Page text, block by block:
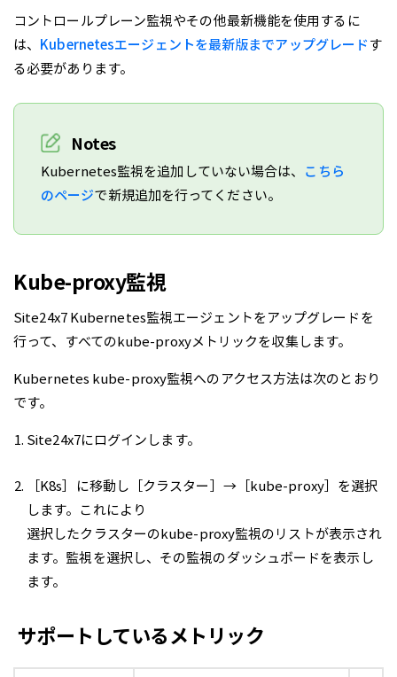
コントロールプレーン監視やその他最新機能を使用するに
は、 Kubernetesエージェントを最新版までアップグレードす
る必要があります。
Notes
Kubernetes監視を追加していない場合は、 こちら
のページで新規追加を行ってください。
Kube-proxy監視
Site24x7 Kubernetes監視エージェントをアップグレードを
行って、すべてのkube-proxyメトリックを収集します。
Kubernetes kube-proxy監視へのアクセス方法は次のとおり
です。
Site24x7にログインします。
［K8s］に移動し［クラスター］→［kube-proxy］を選択
します。これにより
選択したクラスターのkube-proxy監視のリストが表示され
ます。監視を選択し、その監視のダッシュボードを表示し
ます。
サポートしているメトリック